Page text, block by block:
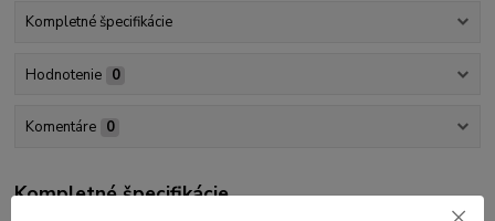
Kompletné špecifikácie
Hodnotenie 0
Komentáre 0
Kompletné špecifikácie